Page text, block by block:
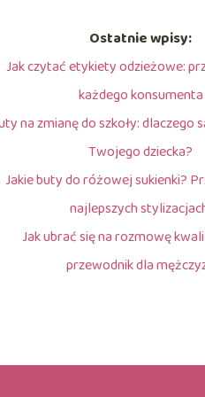
Ostatnie wpisy:
Jak czytać etykiety odzieżowe:
każdego konsumenta
na zmianę do szkoły: dlaczego
Twojego dziecka?
Jakie buty do różowej sukienki?
najlepszych
Jak ubrać się na rozmowę
przewodnik dla